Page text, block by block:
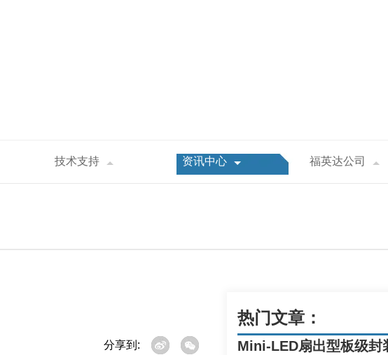
技术支持 资讯中心 福英达公司
分享到:
热门文章：